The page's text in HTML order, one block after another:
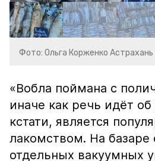
Фото: Ольга Корженко
«Вобла поймана с
иначе как речь идёт об
кстати, является
лакомством. На базаре
отдельных вакуумных